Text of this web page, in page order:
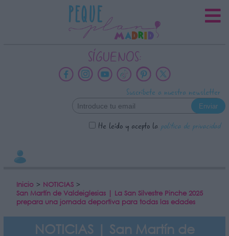
SÍGUENOS:
Suscríbete a nuestra newsletter
He leído y acepto la política de privacidad
Inicio > NOTICIAS >
San Martín de Valdeiglesias | La San Silvestre Pinche 2025
prepara una jornada deportiva para todas las edades
NOTICIAS | San Martín de
INFORMACION SOBRE LA PROTECCIÓN
Datos tratados:
Información adicional